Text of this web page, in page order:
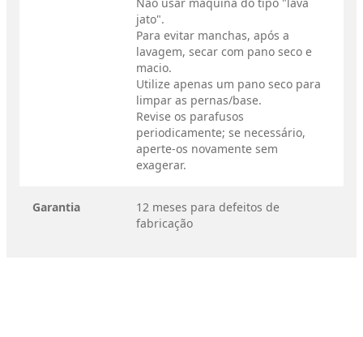
jato".
Para evitar manchas, após a
lavagem, secar com pano seco e
macio.
Utilize apenas um pano seco para
limpar as pernas/base.
Revise os parafusos
periodicamente; se necessário,
aperte-os novamente sem
exagerar.
Garantia
12 meses para defeitos de
fabricação